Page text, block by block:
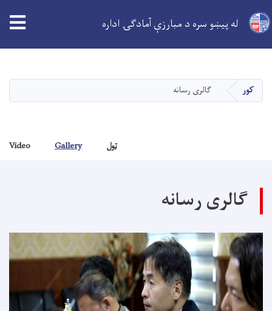
له پیښو سره د مبارزې آمادګۍ اداره
کور گالری رسانه
ټول Gallery
Video
گالری رسانه